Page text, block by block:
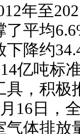
年至
平均
下降约
亿吨标
具，积极
16日，
气体排放